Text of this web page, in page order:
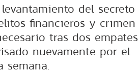
del secreto
financieros y crimen
tras dos empates
nuevamente por el
semana.